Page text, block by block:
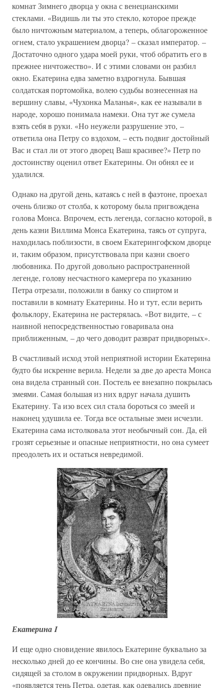
комнат Зимнего дворца у окна с венецианскими
стеклами. «Видишь ли ты это стекло, которое прежде
было ничтожным материалом, а теперь, облагороженное
огнем, стало украшением дворца? – сказал император. –
Достаточно одного удара моей руки, чтоб обратить его в
прежнее ничтожество». И с этими словами он разбил
окно. Екатерина едва заметно вздрогнула. Бывшая
солдатская портомойка, волею судьбы вознесенная на
вершину славы, «Чухонка Маланья», как ее называли в
народе, хорошо понимала намеки. Она тут же сумела
взять себя в руки. «Но неужели разрушение это, –
ответила она Петру со вздохом, – есть подвиг достойный
Вас и стал ли от этого дворец Ваш красивее?» Петр по
достоинству оценил ответ Екатерины. Он обнял ее и
удалился.
Однако на другой день, катаясь с ней в фаэтоне, проехал
очень близко от столба, к которому была пригвождена
голова Монса. Впрочем, есть легенда, согласно которой, в
день казни Виллима Монса Екатерина, таясь от супруга,
находилась поблизости, в своем Екатерингофском дворце
и, таким образом, присутствовала при казни своего
любовника. По другой довольно распространенной
легенде, голову несчастного камергера по указанию
Петра отрезали, положили в банку со спиртом и
поставили в комнату Екатерины. Но и тут, если верить
фольклору, Екатерина не растерялась. «Вот видите, – с
наивной непосредственностью говаривала она
приближенным, – до чего доводит разврат придворных».
В счастливый исход этой неприятной истории Екатерина
будто бы искренне верила. Недели за две до ареста Монса
она видела странный сон. Постель ее внезапно покрылась
змеями. Самая большая из них вдруг начала душить
Екатерину. Та изо всех сил стала бороться со змеей и
наконец удушила ее. Тогда все остальные змеи исчезли.
Екатерина сама истолковала этот необычный сон. Да, ей
грозят серьезные и опасные неприятности, но она сумеет
преодолеть их и остаться невредимой.
Екатерина I
И еще одно сновидение явилось Екатерине буквально за
несколько дней до ее кончины. Во сне она увидела себя,
сидящей за столом в окружении придворных. Вдруг
«появляется тень Петра, одетая, как одевались древние